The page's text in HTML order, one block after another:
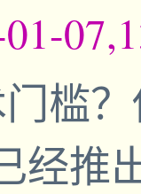
槛
经推